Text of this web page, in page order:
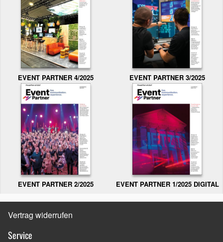
EVENT PARTNER 4/2025 EVENT PARTNER 3/2025
EVENT PARTNER 2/2025 EVENT PARTNER 1/2025 DIGITAL
Vertrag widerrufen
Service